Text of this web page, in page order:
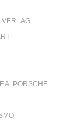
PORSCHE